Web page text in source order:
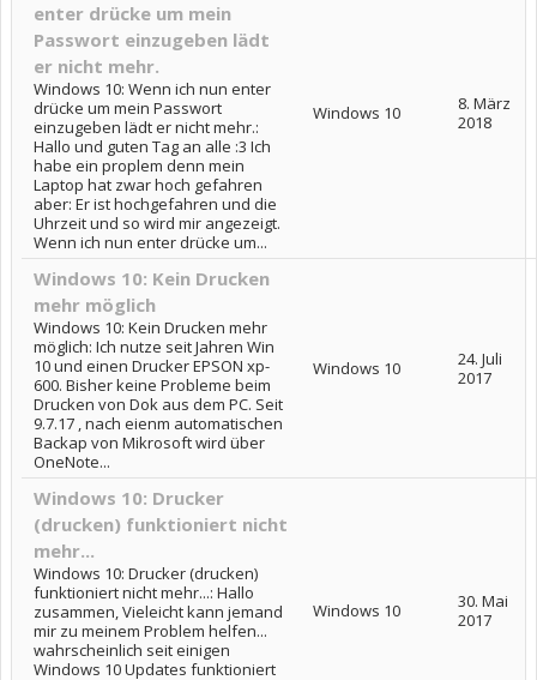
enter drücke um mein
Passwort einzugeben lädt
er nicht mehr.
Windows 10: Wenn ich nun enter
drücke um mein Passwort
einzugeben lädt er nicht mehr.:
Hallo und guten Tag an alle :3 Ich
habe ein proplem denn mein
Laptop hat zwar hoch gefahren
aber: Er ist hochgefahren und die
Uhrzeit und so wird mir angezeigt.
Wenn ich nun enter drücke um...
Windows 10
8. März
2018
Windows 10: Kein Drucken
mehr möglich
Windows 10: Kein Drucken mehr
möglich: Ich nutze seit Jahren Win
10 und einen Drucker EPSON xp-
600. Bisher keine Probleme beim
Drucken von Dok aus dem PC. Seit
9.7.17 , nach eienm automatischen
Backap von Mikrosoft wird über
OneNote...
Windows 10
24. Juli
2017
Windows 10: Drucker
(drucken) funktioniert nicht
mehr...
Windows 10: Drucker (drucken)
funktioniert nicht mehr...: Hallo
zusammen, Vieleicht kann jemand
mir zu meinem Problem helfen...
wahrscheinlich seit einigen
Windows 10 Updates funktioniert
Windows 10
30. Mai
2017